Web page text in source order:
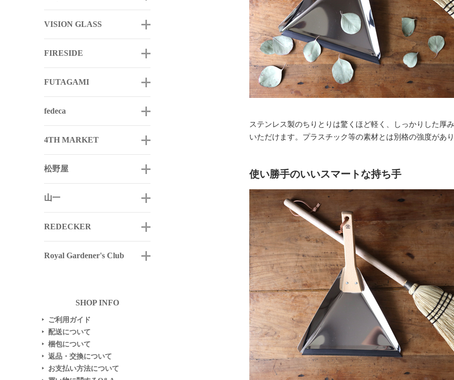
VISION GLASS
FIRESIDE
FUTAGAMI
fedeca
4TH MARKET
松野屋
山一
REDECKER
Royal Gardener's Club
SHOP INFO
▶ ご利用ガイド
▶ 配送について
▶ 梱包について
▶ 返品・交換について
▶ お支払い方法について
ステンレス製のちりとりは驚くほど軽く、しっかりした厚
いただけます。プラスチック等の素材とは別格の強度があ
使い勝手のいいスマートな持ち手